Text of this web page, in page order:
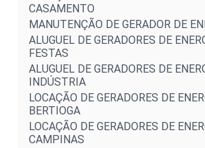
CASAMENTO
MANUTENÇÃO DE GERADOR DE
ALUGUEL DE GERADORES DE
FESTAS
ALUGUEL DE GERADORES DE
INDÚSTRIA
LOCAÇÃO DE GERADORES DE
BERTIOGA
LOCAÇÃO DE GERADORES DE
CAMPINAS